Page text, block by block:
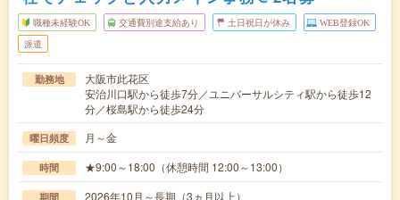
職種未経験OK 交通費別途支給あり 土日祝日が休み WEB登録OK
派遣
勤務地
大阪市此花区
安治川口駅から徒歩7分／ユニバーサルシティ駅から徒歩12
分／桜島駅から徒歩24分
曜日頻度 月～金
時間 ★9:00～18:00（休憩時間 12:00～13:00）
期間 2026年10月～長期（3ヵ月以上）